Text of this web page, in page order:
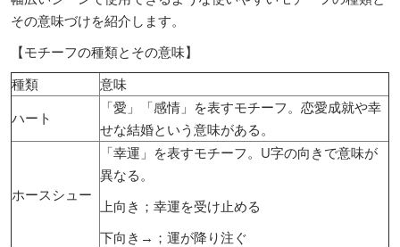
その意味づけを紹介します。
【モチーフの種類とその意味】
種類
意味
ハート
「愛」「感情」を表すモチーフ。恋愛成就や幸
せな結婚という意味がある。
ホースシュー
「幸運」を表すモチーフ。U字の向きで意味が
異なる。
上向き；幸運を受け止める
下向き→；運が降り注ぐ